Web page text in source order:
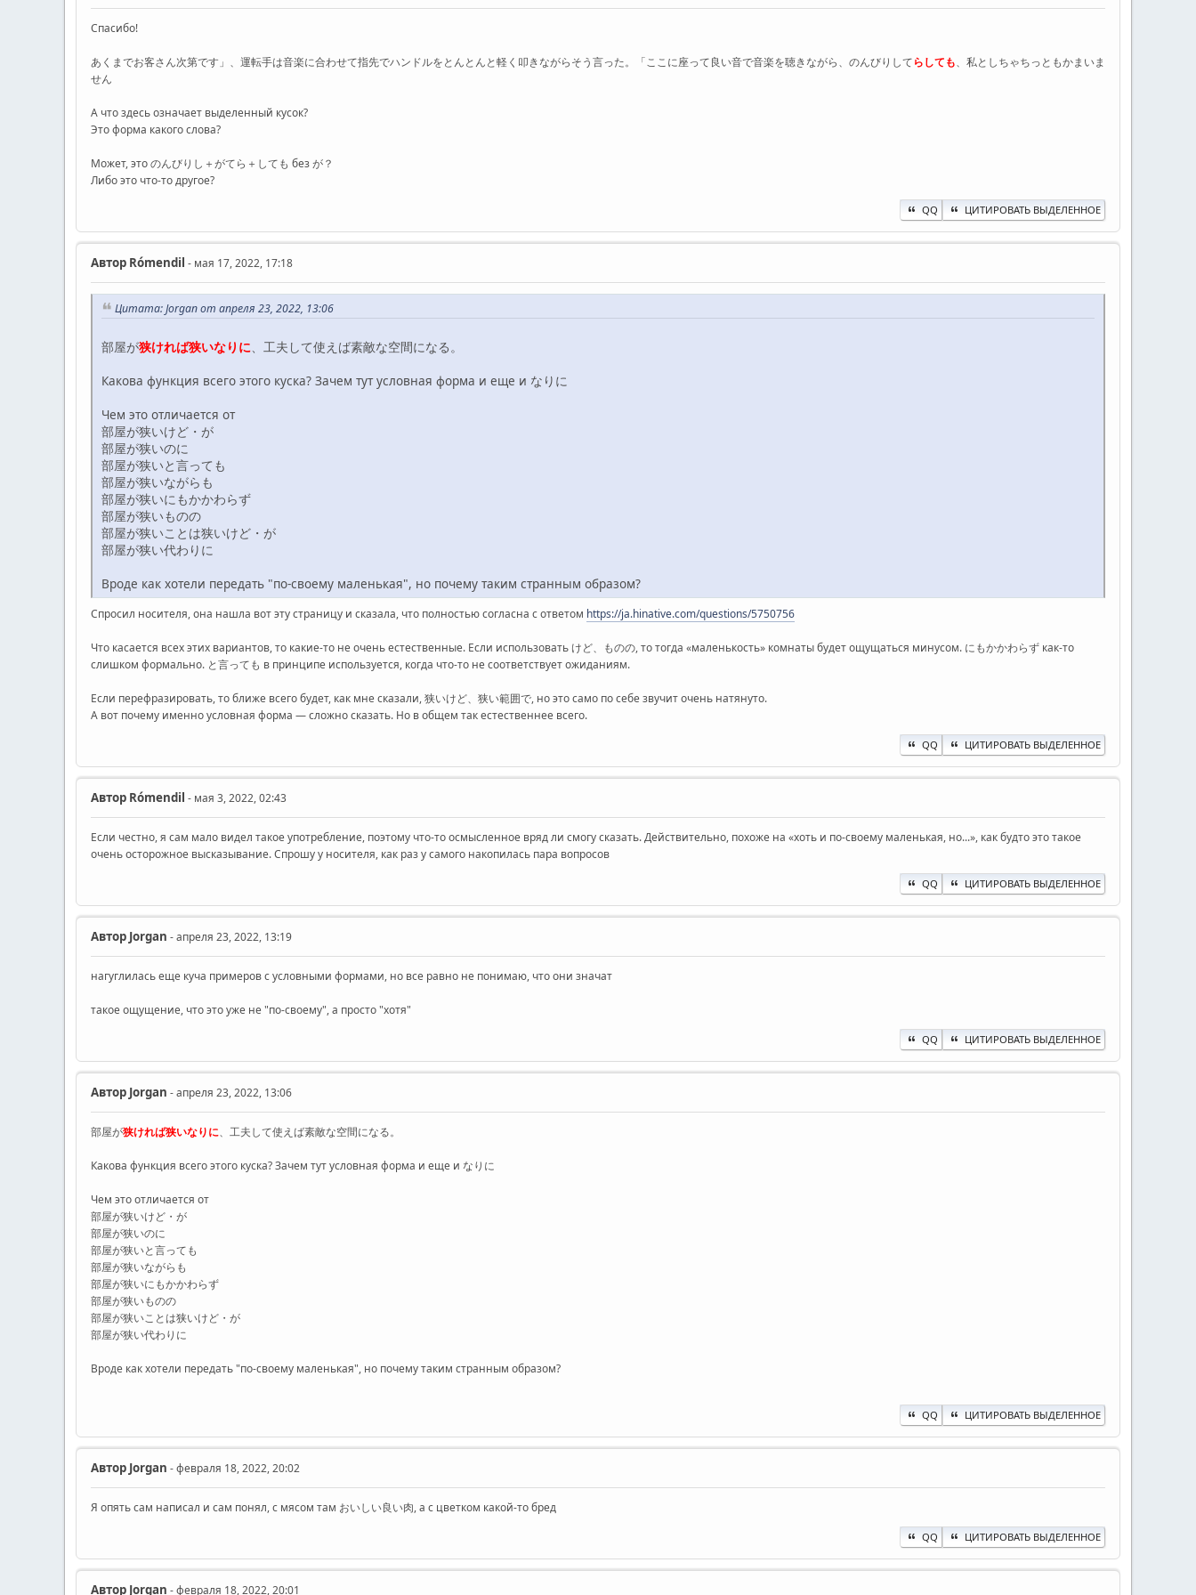
Спасибо!
あくまでお客さん次第です」、運転手は音楽に合わせて指先でハンドルをとんとんと軽く叩きながらそう言った。「ここに座って良い音で音楽を聴きながら、のんびりしてらしても、私としちゃちっともかまいま
せん
А что здесь означает выделенный кусок?
Это форма какого слова?
Может, это のんびりし＋がてら＋しても без が？
Либо это что-то другое?
QQ ЦИТИРОВАТЬ ВЫДЕЛЕННОЕ
Автор Rómendil - мая 17, 2022, 17:18
Цитата: Jorgan от апреля 23, 2022, 13:06
部屋が狭ければ狭いなりに、工夫して使えば素敵な空間になる。
Какова функция всего этого куска? Зачем тут условная форма и еще и なりに
Чем это отличается от
部屋が狭いけど・が
部屋が狭いのに
部屋が狭いと言っても
部屋が狭いながらも
部屋が狭いにもかかわらず
部屋が狭いものの
部屋が狭いことは狭いけど・が
部屋が狭い代わりに
Вроде как хотели передать "по-своему маленькая", но почему таким странным образом?
Спросил носителя, она нашла вот эту страницу и сказала, что полностью согласна с ответом https://ja.hinative.com/questions/5750756
Что касается всех этих вариантов, то какие-то не очень естественные. Если использовать けど、ものの, то тогда «маленькость» комнаты будет ощущаться минусом. にもかかわらず как-то
слишком формально. と言っても в принципе используется, когда что-то не соответствует ожиданиям.
Если перефразировать, то ближе всего будет, как мне сказали, 狭いけど、狭い範囲で, но это само по себе звучит очень натянуто.
А вот почему именно условная форма — сложно сказать. Но в общем так естественнее всего.
QQ ЦИТИРОВАТЬ ВЫДЕЛЕННОЕ
Автор Rómendil - мая 3, 2022, 02:43
Если честно, я сам мало видел такое употребление, поэтому что-то осмысленное вряд ли смогу сказать. Действительно, похоже на «хоть и по-своему маленькая, но...», как будто это такое
очень осторожное высказывание. Спрошу у носителя, как раз у самого накопилась пара вопросов
QQ ЦИТИРОВАТЬ ВЫДЕЛЕННОЕ
Автор Jorgan - апреля 23, 2022, 13:19
нагуглилась еще куча примеров с условными формами, но все равно не понимаю, что они значат
такое ощущение, что это уже не "по-своему", а просто "хотя"
QQ ЦИТИРОВАТЬ ВЫДЕЛЕННОЕ
Автор Jorgan - апреля 23, 2022, 13:06
部屋が狭ければ狭いなりに、工夫して使えば素敵な空間になる。
Какова функция всего этого куска? Зачем тут условная форма и еще и なりに
Чем это отличается от
部屋が狭いけど・が
部屋が狭いのに
部屋が狭いと言っても
部屋が狭いながらも
部屋が狭いにもかかわらず
部屋が狭いものの
部屋が狭いことは狭いけど・が
部屋が狭い代わりに
Вроде как хотели передать "по-своему маленькая", но почему таким странным образом?
QQ ЦИТИРОВАТЬ ВЫДЕЛЕННОЕ
Автор Jorgan - февраля 18, 2022, 20:02
Я опять сам написал и сам понял, с мясом там おいしい良い肉, а с цветком какой-то бред
QQ ЦИТИРОВАТЬ ВЫДЕЛЕННОЕ
Автор Jorgan - февраля 18, 2022, 20:01